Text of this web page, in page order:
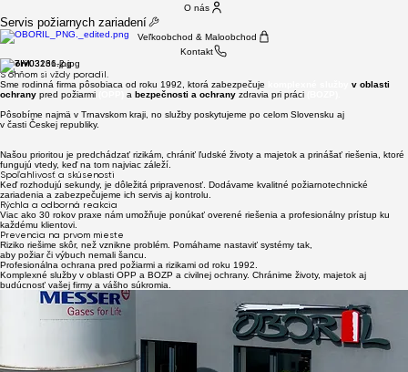
O nás
Servis požiarnych zariadení
Veľkoobchod & Maloobchod
Kontakt
Oboril.
S ohňom si vždy poradil.
Sme rodinná firma pôsobiaca od roku 1992, ktorá zabezpečuje
v oblasti
ochrany pred požiarmi a bezpečnosti a ochrany zdravia pri práci
Pôsobíme najmä v Trnavskom kraji, no služby poskytujeme po celom Slovensku aj
v časti Českej republiky.
Našou prioritou je predchádzať rizikám, chrániť ľudské životy a majetok a prinášať riešenia, ktoré
fungujú vtedy, keď na tom najviac záleží.
Spoľahlivosť a skúsenosti
Keď rozhodujú sekundy, je dôležitá pripravenosť. Dodávame kvalitné požiarnotechnické
zariadenia a zabezpečujeme ich servis aj kontrolu.
Rýchla a odborná reakcia
Viac ako 30 rokov praxe nám umožňuje ponúkať overené riešenia a profesionálny prístup ku
každému klientovi.
Prevencia na prvom mieste
Riziko riešime skôr, než vznikne problém. Pomáhame nastaviť systémy tak,
aby požiar či výbuch nemali šancu.
Profesionálna ochrana pred požiarmi a rizikami od roku 1992.
Komplexné služby v oblasti OPP a BOZP a civilnej ochrany. Chránime životy, majetok aj
budúcnosť vašej firmy a vášho súkromia.
Hasiaca technika
& servis
Predaj, montáž a servis:
prenosných a pojazdných hasiacich prístrojov,
hydrantových systémov a príslušenstva,
Vlastné certifikované servisné stredisko.
Rýchlo. Odborne. V súlade s legislatívou.
Prevencia & kontrola
Prevencia a kontrola, predchádzajú nečakaným katastrofám.
Pravidelné kontroly, revízie a odborné prehliadky zariadení. Minimalizujeme riziká skôr, než
vzniknú problémy.
Spoľahlivosť a servis
Nechajte to na nás.
Kompletný servis od dodania až po údržbu.
Rýchla reakcia, odborný tím a riešenia na mieru.